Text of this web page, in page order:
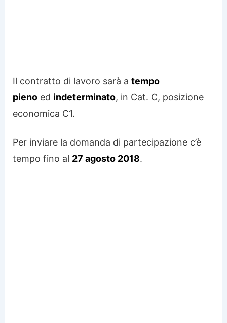
Il contratto di lavoro sarà atempo
pieno ed indeterminato, in Cat. C, posizione
economica C1.
Per inviare la domanda di partecipazione c’è
tempo fino al 27 agosto 2018.